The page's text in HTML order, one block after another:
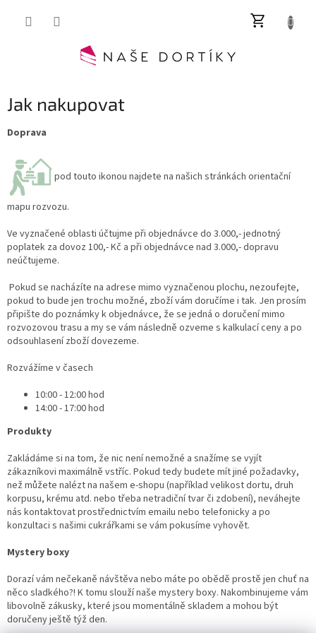
Jak nakupovat
Doprava
pod touto ikonou najdete na našich stránkách orientační
mapu rozvozu.
Ve vyznačené oblasti účtujme při objednávce do 3.000,- jednotný
poplatek za dovoz 100,- Kč a při objednávce nad 3.000,- dopravu
neúčtujeme.
Pokud se nacházíte na adrese mimo vyznačenou plochu, nezoufejte,
pokud to bude jen trochu možné, zboží vám doručíme i tak. Jen prosím
připište do poznámky k objednávce, že se jedná o doručení mimo
rozvozovou trasu a my se vám následně ozveme s kalkulací ceny a po
odsouhlasení zboží dovezeme.
Rozvážíme v časech
10:00 - 12:00 hod
14:00 - 17:00 hod
Produkty
Zakládáme si na tom, že nic není nemožné a snažíme se vyjít
zákazníkovi maximálně vstříc. Pokud tedy budete mít jiné požadavky,
než můžete nalézt na našem e-shopu (například velikost dortu, druh
korpusu, krému atd. nebo třeba netradiční tvar či zdobení), neváhejte
nás kontaktovat prostřednictvím emailu nebo telefonicky a po
konzultaci s našimi cukrářkami se vám pokusíme vyhovět.
Mystery boxy
Dorazí vám nečekaně návštěva nebo máte po obědě prostě jen chuť na
něco sladkého?! K tomu slouží naše mystery boxy. Nakombinujeme vám
libovolně zákusky, které jsou momentálně skladem a mohou být
doručeny ještě týž den.